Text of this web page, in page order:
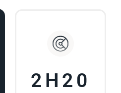
2H20